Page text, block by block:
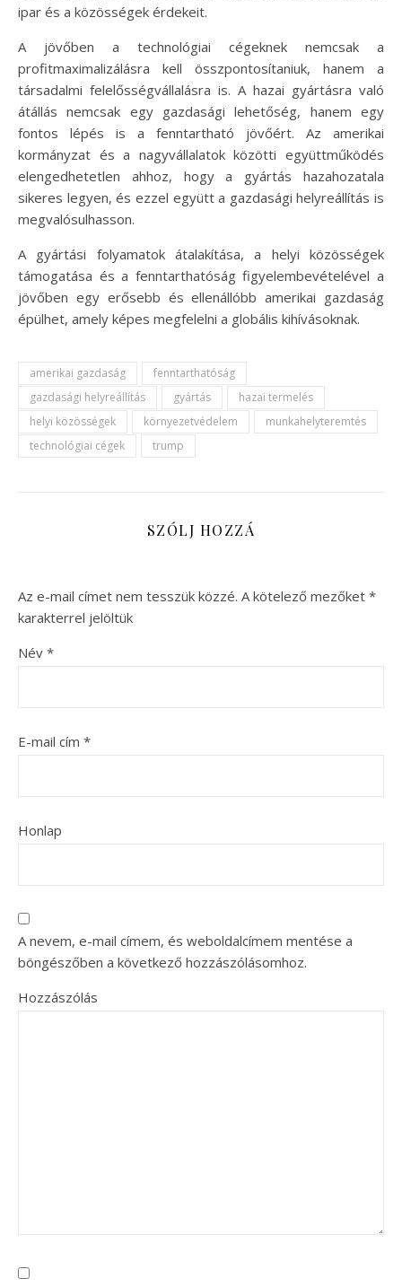
ipar és a közösségek érdekeit.
A jövőben a technológiai cégeknek nemcsak a
profitmaximalizálásra kell összpontosítaniuk, hanem a
társadalmi felelősségvállalásra is. A hazai gyártásra való
átállás nemcsak egy gazdasági lehetőség, hanem egy
fontos lépés is a fenntartható jövőért. Az amerikai
kormányzat és a nagyvállalatok közötti együttműködés
elengedhetetlen ahhoz, hogy a gyártás hazahozatala
sikeres legyen, és ezzel együtt a gazdasági helyreállítás is
megvalósulhasson.
A gyártási folyamatok átalakítása, a helyi közösségek
támogatása és a fenntarthatóság figyelembevételével a
jövőben egy erősebb és ellenállóbb amerikai gazdaság
épülhet, amely képes megfelelni a globális kihívásoknak.
amerikai gazdaság
fenntarthatóság
gazdasági helyreállítás
gyártás
hazai termelés
helyi közösségek
környezetvédelem
munkahelyteremtés
technológiai cégek
trump
SZÓLJ HOZZÁ
Az e-mail címet nem tesszük közzé. A kötelező mezőket *
karakterrel jelöltük
Név *
E-mail cím *
Honlap
A nevem, e-mail címem, és weboldalcímem mentése a
böngészőben a következő hozzászólásomhoz.
Hozzászólás